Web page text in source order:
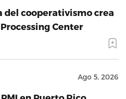
cooperativismo crea
Center
Ago 5, 2026